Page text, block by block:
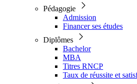
Pédagogie
Admission
Financer ses études
Diplômes
Bachelor
MBA
Titres RNCP
Taux de réussite et